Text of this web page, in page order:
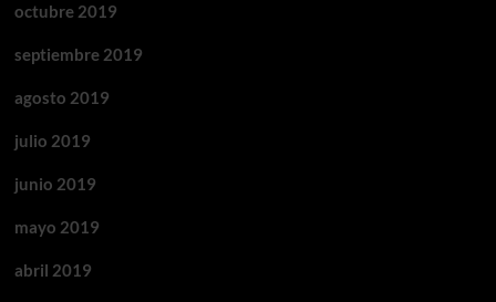
octubre 2019
septiembre 2019
agosto 2019
julio 2019
junio 2019
mayo 2019
abril 2019